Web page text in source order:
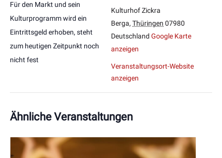
Kulturhof Zickra
Berga, Thüringen 07980
Deutschland Google Karte
anzeigen
Veranstaltungsort-Website
anzeigen
Für den Markt und sein
Kulturprogramm wird ein
Eintrittsgeld erhoben, steht
zum heutigen Zeitpunkt noch
nicht fest
Ähnliche Veranstaltungen